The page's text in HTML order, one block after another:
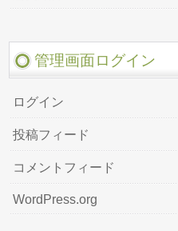
管理画面ログイン
ログイン
投稿フィード
コメントフィード
WordPress.org